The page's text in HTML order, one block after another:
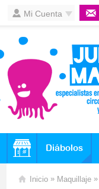
Mi Cuenta
Diábolos
Inicio » Maquillaje »